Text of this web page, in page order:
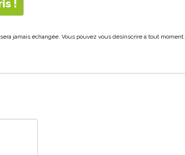
jamais échangée. Vous pouvez vous désinscrire à tout moment.